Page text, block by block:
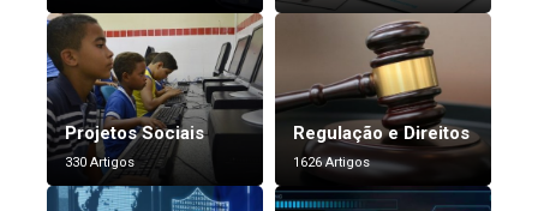
Projetos Sociais
330 Artigos
Regulação e Direitos
1626 Artigos